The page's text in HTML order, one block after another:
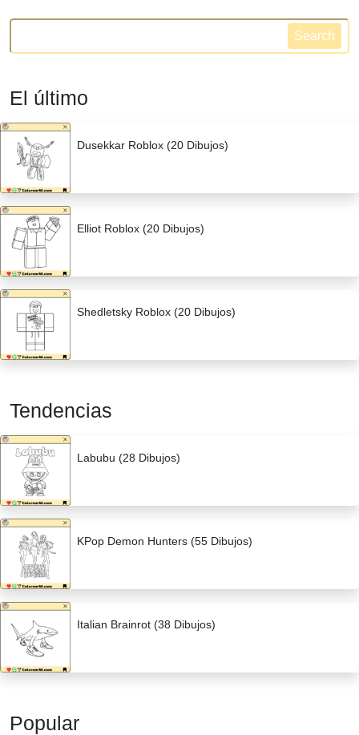
Search
El último
Dusekkar Roblox (20 Dibujos)
Elliot Roblox (20 Dibujos)
Shedletsky Roblox (20 Dibujos)
Tendencias
Labubu (28 Dibujos)
KPop Demon Hunters (55 Dibujos)
Italian Brainrot (38 Dibujos)
Popular